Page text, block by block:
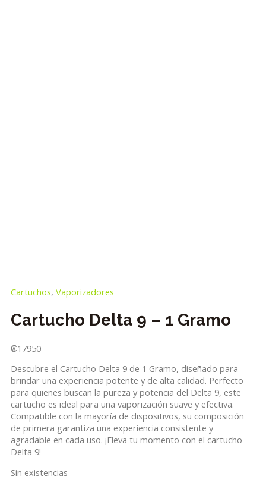
Cartuchos, Vaporizadores
Cartucho Delta 9 – 1 Gramo
₡17950
Descubre el Cartucho Delta 9 de 1 Gramo, diseñado para
brindar una experiencia potente y de alta calidad. Perfecto
para quienes buscan la pureza y potencia del Delta 9, este
cartucho es ideal para una vaporización suave y efectiva.
Compatible con la mayoría de dispositivos, su composición
de primera garantiza una experiencia consistente y
agradable en cada uso. ¡Eleva tu momento con el cartucho
Delta 9!
Sin existencias